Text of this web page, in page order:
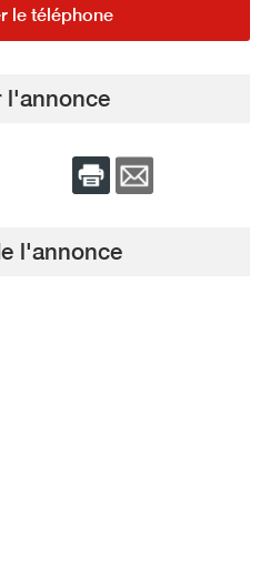
le téléphone
l'annonce
l'annonce